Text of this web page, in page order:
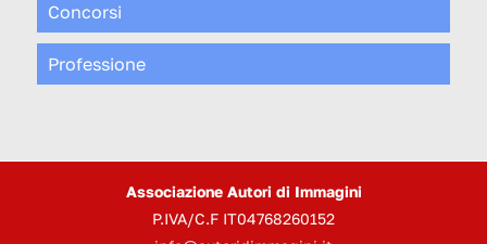
Concorsi
Professione
Associazione Autori di Immagini
P.IVA/C.F IT04768260152